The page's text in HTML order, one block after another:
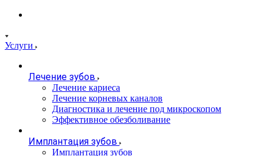
Услуги
Лечение зубов
Лечение кариеса
Лечение корневых каналов
Диагностика и лечение под микроскопом
Эффективное обезболивание
Имплантация зубов
Имплантация зубов